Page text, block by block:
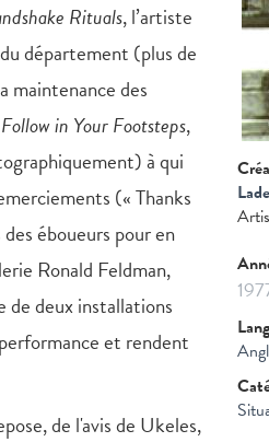
Rituals, l’artiste
département (plus de
maintenance des
Follow in Your Footsteps,
à qui
(« Thanks
éboueurs pour en
Ronald Feldman,
deux installations
et rendent
de l'avis de Ukeles,